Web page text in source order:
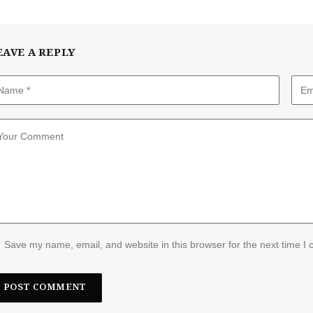
A REPLY
Save my name, email, and website in this browser for the next time I